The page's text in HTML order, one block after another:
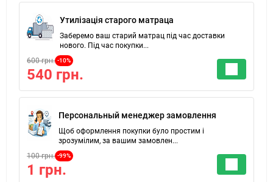
Утилізація старого матраца
Заберемо ваш старий матрац під час доставки
нового. Під час покупки...
600 грн. -10%
540 грн.
Персональный менеджер замовлення
Щоб оформлення покупки було простим і
зрозумілим, за вашим замовлен...
100 грн. -99%
1 грн.